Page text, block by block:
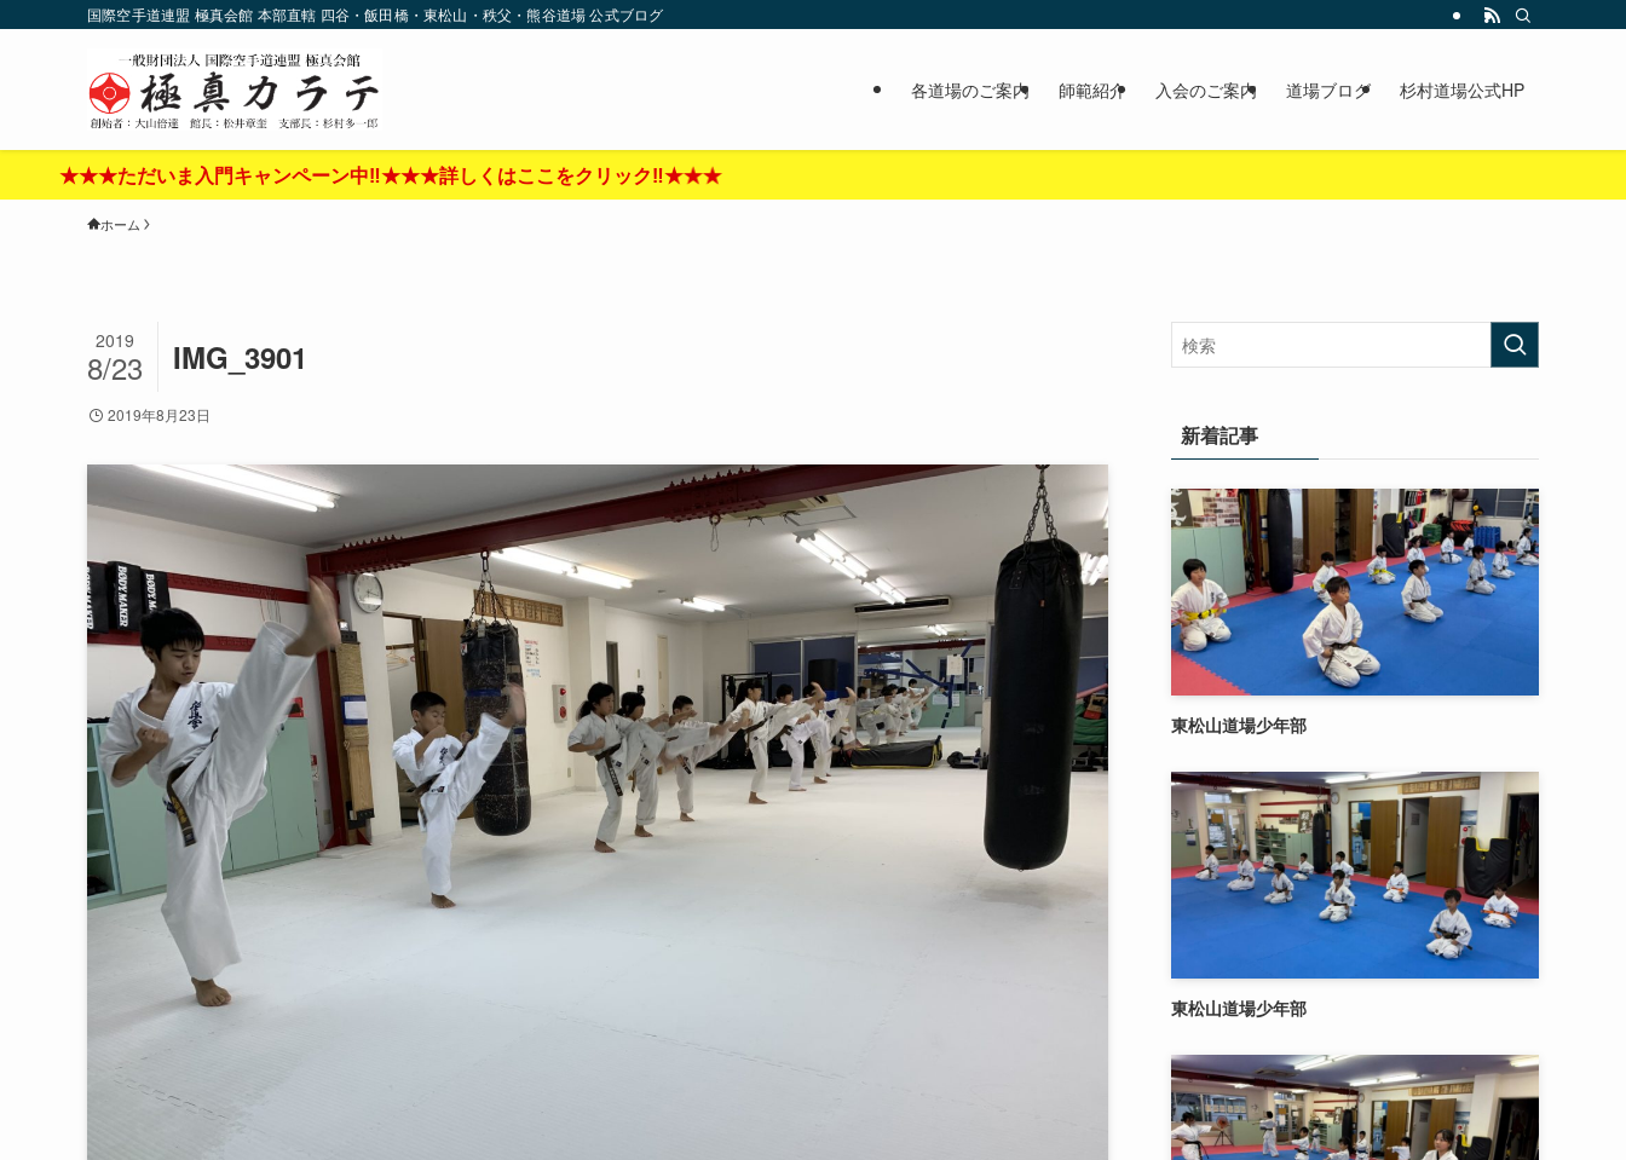
国際空手道連盟 極真会館 本部直轄 四谷・飯田橋・東松山・秩父・熊谷道場 公式ブログ
各道場のご案内 師範紹介 入会のご案内 道場ブログ 杉村道場公式HP
だいま入門キャンペーン中‼︎★★★詳しくはここをクリック‼︎★★★
ホーム
IMG_3901
2019
8/23
2019年8月23日
新着記事
東松山道場少年部
東松山道場少年部